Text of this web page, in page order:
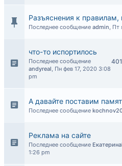
Разъяснения к правилам,
Последнее сообщение admin, Пт
что-то испортилось
401
Последнее сообщение
andyreal, Пн фев 17, 2020 3:08
pm
А давайте поставим
Последнее сообщение
Реклама на сайте
Последнее сообщение
1:26 pm